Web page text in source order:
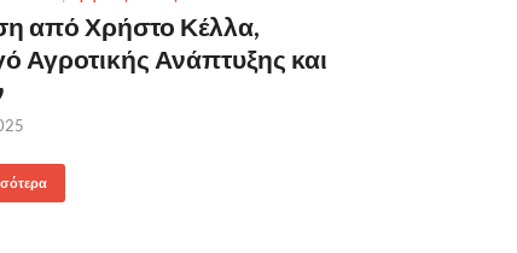
από Χρήστο Κέλλα,
Αγροτικής Ανάπτυξης και